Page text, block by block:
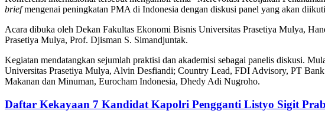
briefmengenai peningkatan PMA di Indonesia dengan diskusi panel yang akan
Acara dibuka oleh Dekan Fakultas Ekonomi Bisnis Universitas Prasetiya Mulya,
Prasetiya Mulya, Prof. Djisman S. Simandjuntak.
Kegiatan mendatangkan sejumlah praktisi dan akademisi sebagai panelis diskusi.
Universitas Prasetiya Mulya, Alvin Desfiandi; Country Lead, FDI Advisory, PT
Makanan dan Minuman, Eurocham Indonesia, Dhedy Adi Nugroho.
Daftar Kekayaan 7 Kandidat Kapolri Pengganti Listyo Sigit